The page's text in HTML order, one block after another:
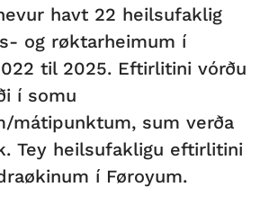
havt 22 heilsufaklig
og røktarheimum í
til 2025. Eftirlitini vórðu
í somu
mátipunktum, sum verða
Tey heilsufakligu eftirlitini
í Føroyum.